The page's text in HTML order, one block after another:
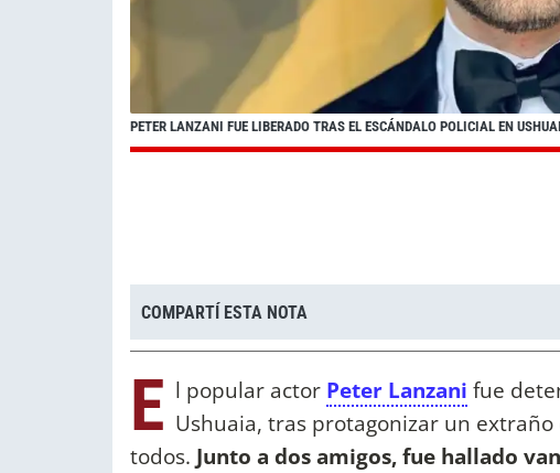
PETER LANZANI FUE LIBERADO TRAS EL ESCÁNDALO POLICIAL EN
COMPARTÍ ESTA NOTA
E l popular actor Peter Lanzani fue
Ushuaia, tras protagonizar un
todos. Junto a dos amigos, fue hallado